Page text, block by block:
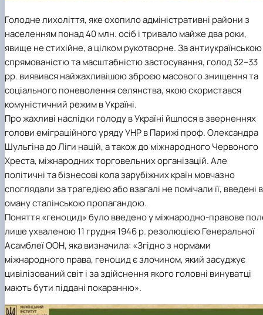
Голодне лихоліття, яке охопило адміністративні райони з
населенням понад 40 млн. осіб і тривало майже два роки,
явище не стихійне, а цілком рукотворне. За антиукраїнською
спрямованістю та масштабністю застосування, голод 32–33
рр. виявився найжахливішою зброєю масового знищення та
соціального поневолення селянства, якою скористався
комуністичний режим в Україні.
Про жахливі наслідки голоду в Україні йшлося в зверненнях
голови еміграційного уряду УНР в Парижі проф. Олександра
Шульгіна до Ліги націй, а також до міжнародного Червоного
Хреста, міжнародних торговельних організацій. Але
політичні та бізнесові кола зарубіжних країн мовчазно
споглядали за трагедією або взагалі не помічали її, введені в
оману сталінською пропагандою.
Поняття «геноцид» було введено у міжнародно-правове
лише ухваленою 11 грудня 1946 р. резолюцією Генеральної
Асамблеї ООН, яка визначила: «Згідно з нормами
міжнародного права, геноцид є злочином, який засуджує
цивілізований світ і за здійснення якого головні винуватці
мають бути піддані покаранню».